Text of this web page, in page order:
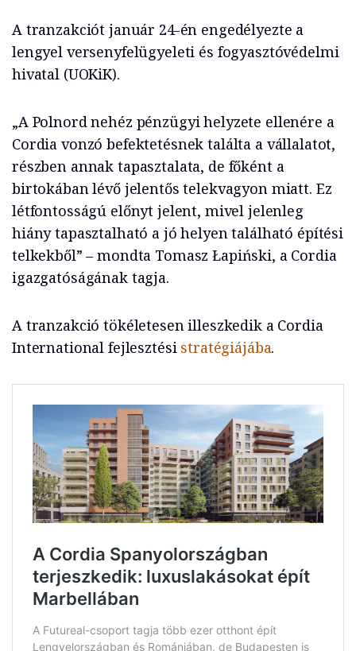
A tranzakciót január 24-én engedélyezte a
lengyel versenyfelügyeleti és fogyasztóvédelmi
hivatal (UOKiK).
„A Polnord nehéz pénzügyi helyzete ellenére a
Cordia vonzó befektetésnek találta a vállalatot,
részben annak tapasztalata, de főként a
birtokában lévő jelentős telekvagyon miatt. Ez
létfontosságú előnyt jelent, mivel jelenleg
hiány tapasztalható a jó helyen található építési
telkekből” – mondta Tomasz Łapiński, a Cordia
igazgatóságának tagja.
A tranzakció tökéletesen illeszkedik a Cordia
International fejlesztési stratégiájába.